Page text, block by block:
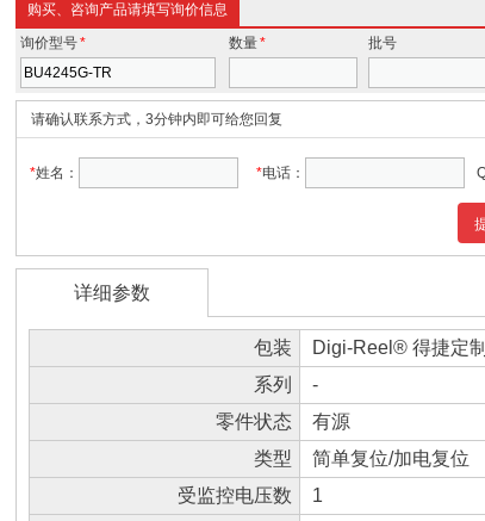
购买、咨询产品请填写询价信息
询价型号* 数量* 批号
请确认联系方式，3分钟内即可给您回复
*姓名： *电话：
详细参数
包装
Digi-Reel® 得捷定
系列
-
零件状态
有源
类型
简单复位/加电复位
受监控电压数
1